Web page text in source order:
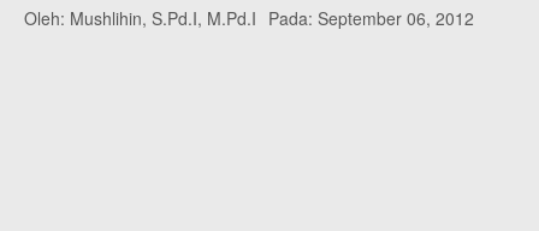
Oleh: Mushlihin, S.Pd.I, M.Pd.I Pada: September 06, 2012